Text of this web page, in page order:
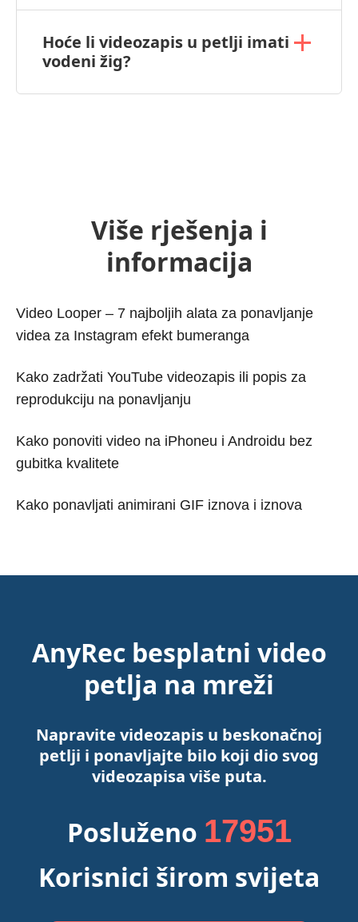
Hoće li videozapis u petlji imati
vodeni žig?
Više rješenja i
informacija
Video Looper – 7 najboljih alata za ponavljanje
videa za Instagram efekt bumeranga
Kako zadržati YouTube videozapis ili popis za
reprodukciju na ponavljanju
Kako ponoviti video na iPhoneu i Androidu bez
gubitka kvalitete
Kako ponavljati animirani GIF iznova i iznova
AnyRec besplatni video
petlja na mreži
Napravite videozapis u beskonačnoj
petlji i ponavljajte bilo koji dio svog
videozapisa više puta.
Posluženo 17951
Korisnici širom svijeta